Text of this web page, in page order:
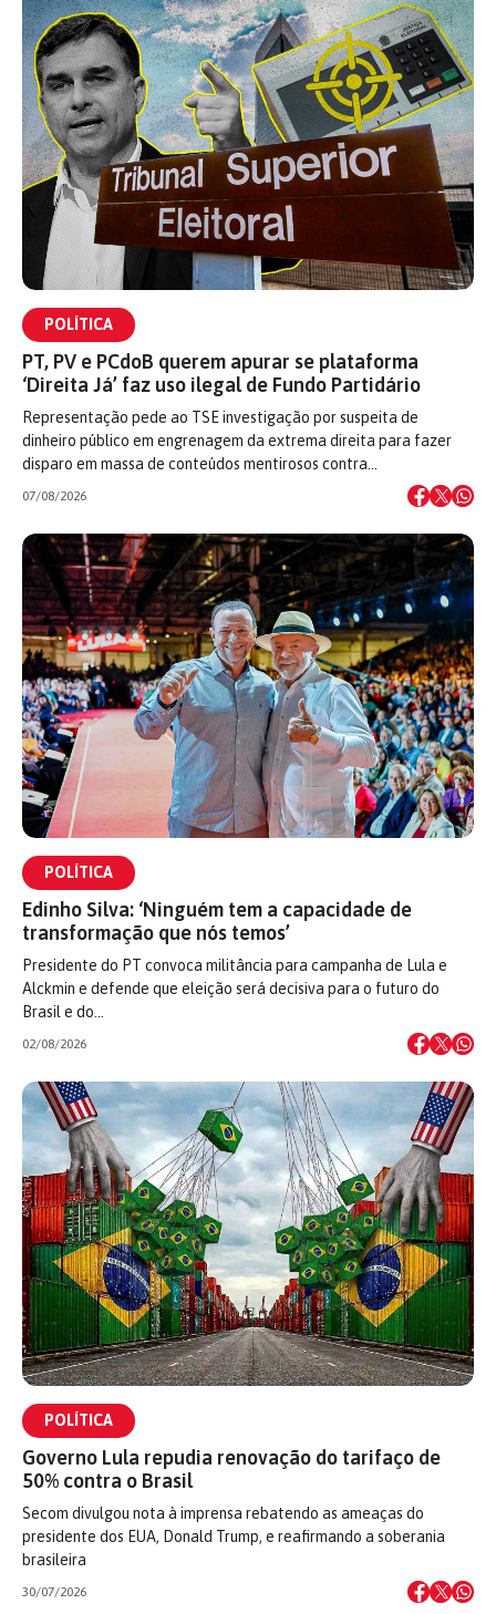
POLÍTICA
PT, PV e PCdoB querem apurar se plataforma
‘Direita Já’ faz uso ilegal de Fundo Partidário
Representação pede ao TSE investigação por suspeita de
dinheiro público em engrenagem da extrema direita para fazer
disparo em massa de conteúdos mentirosos contra…
07/08/2026
POLÍTICA
Edinho Silva: ‘Ninguém tem a capacidade de
transformação que nós temos’
Presidente do PT convoca militância para campanha de Lula e
Alckmin e defende que eleição será decisiva para o futuro do
Brasil e do…
02/08/2026
POLÍTICA
Governo Lula repudia renovação do tarifaço de
50% contra o Brasil
Secom divulgou nota à imprensa rebatendo as ameaças do
presidente dos EUA, Donald Trump, e reafirmando a soberania
brasileira
30/07/2026